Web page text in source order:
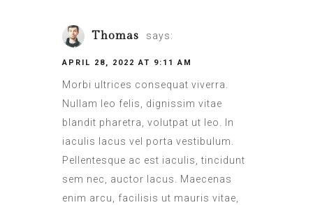
Thomas says:
APRIL 28, 2022 AT 9:11 AM
Morbi ultrices consequat viverra.
Nullam leo felis, dignissim vitae
blandit pharetra, volutpat ut leo. In
iaculis lacus vel porta vestibulum.
Pellentesque ac est iaculis, tincidunt
sem nec, auctor lacus. Maecenas
enim arcu, facilisis ut mauris vitae,